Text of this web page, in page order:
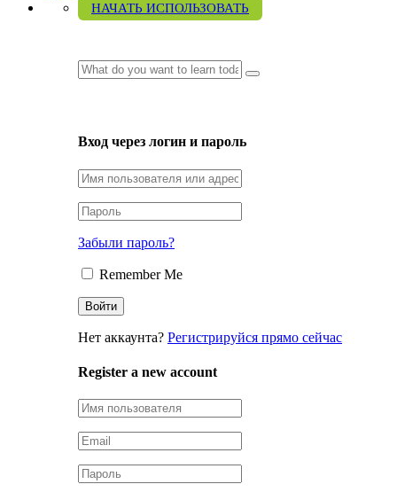
НАЧАТЬ ИСПОЛЬЗОВАТЬ
Вход через логин и пароль
Забыли пароль?
Remember Me
Нет аккаунта? Регистрируйся прямо сейчас
Register a new account